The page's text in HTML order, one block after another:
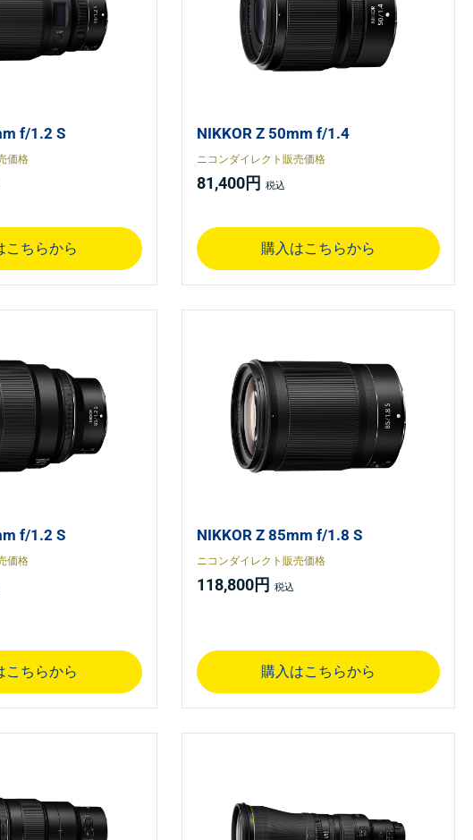
f/1.2 S
価格
こちらから
NIKKOR Z 50mm f/1.4
ニコンダイレクト販売価格
81,400円
購入はこちらから
f/1.2 S
価格
こちらから
NIKKOR Z 85mm f/1.8 S
ニコンダイレクト販売価格
118,800円
購入はこちらから